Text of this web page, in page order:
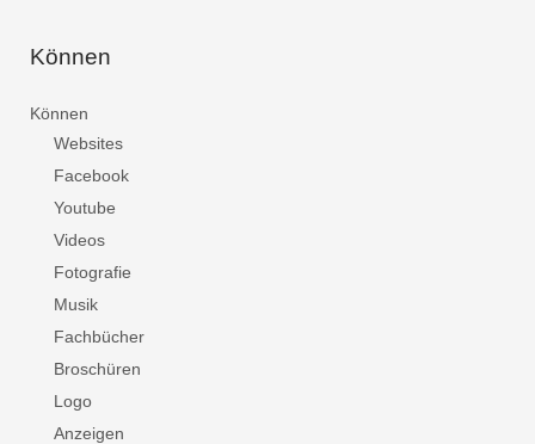
Können
Können
Websites
Facebook
Youtube
Videos
Fotografie
Musik
Fachbücher
Broschüren
Logo
Anzeigen